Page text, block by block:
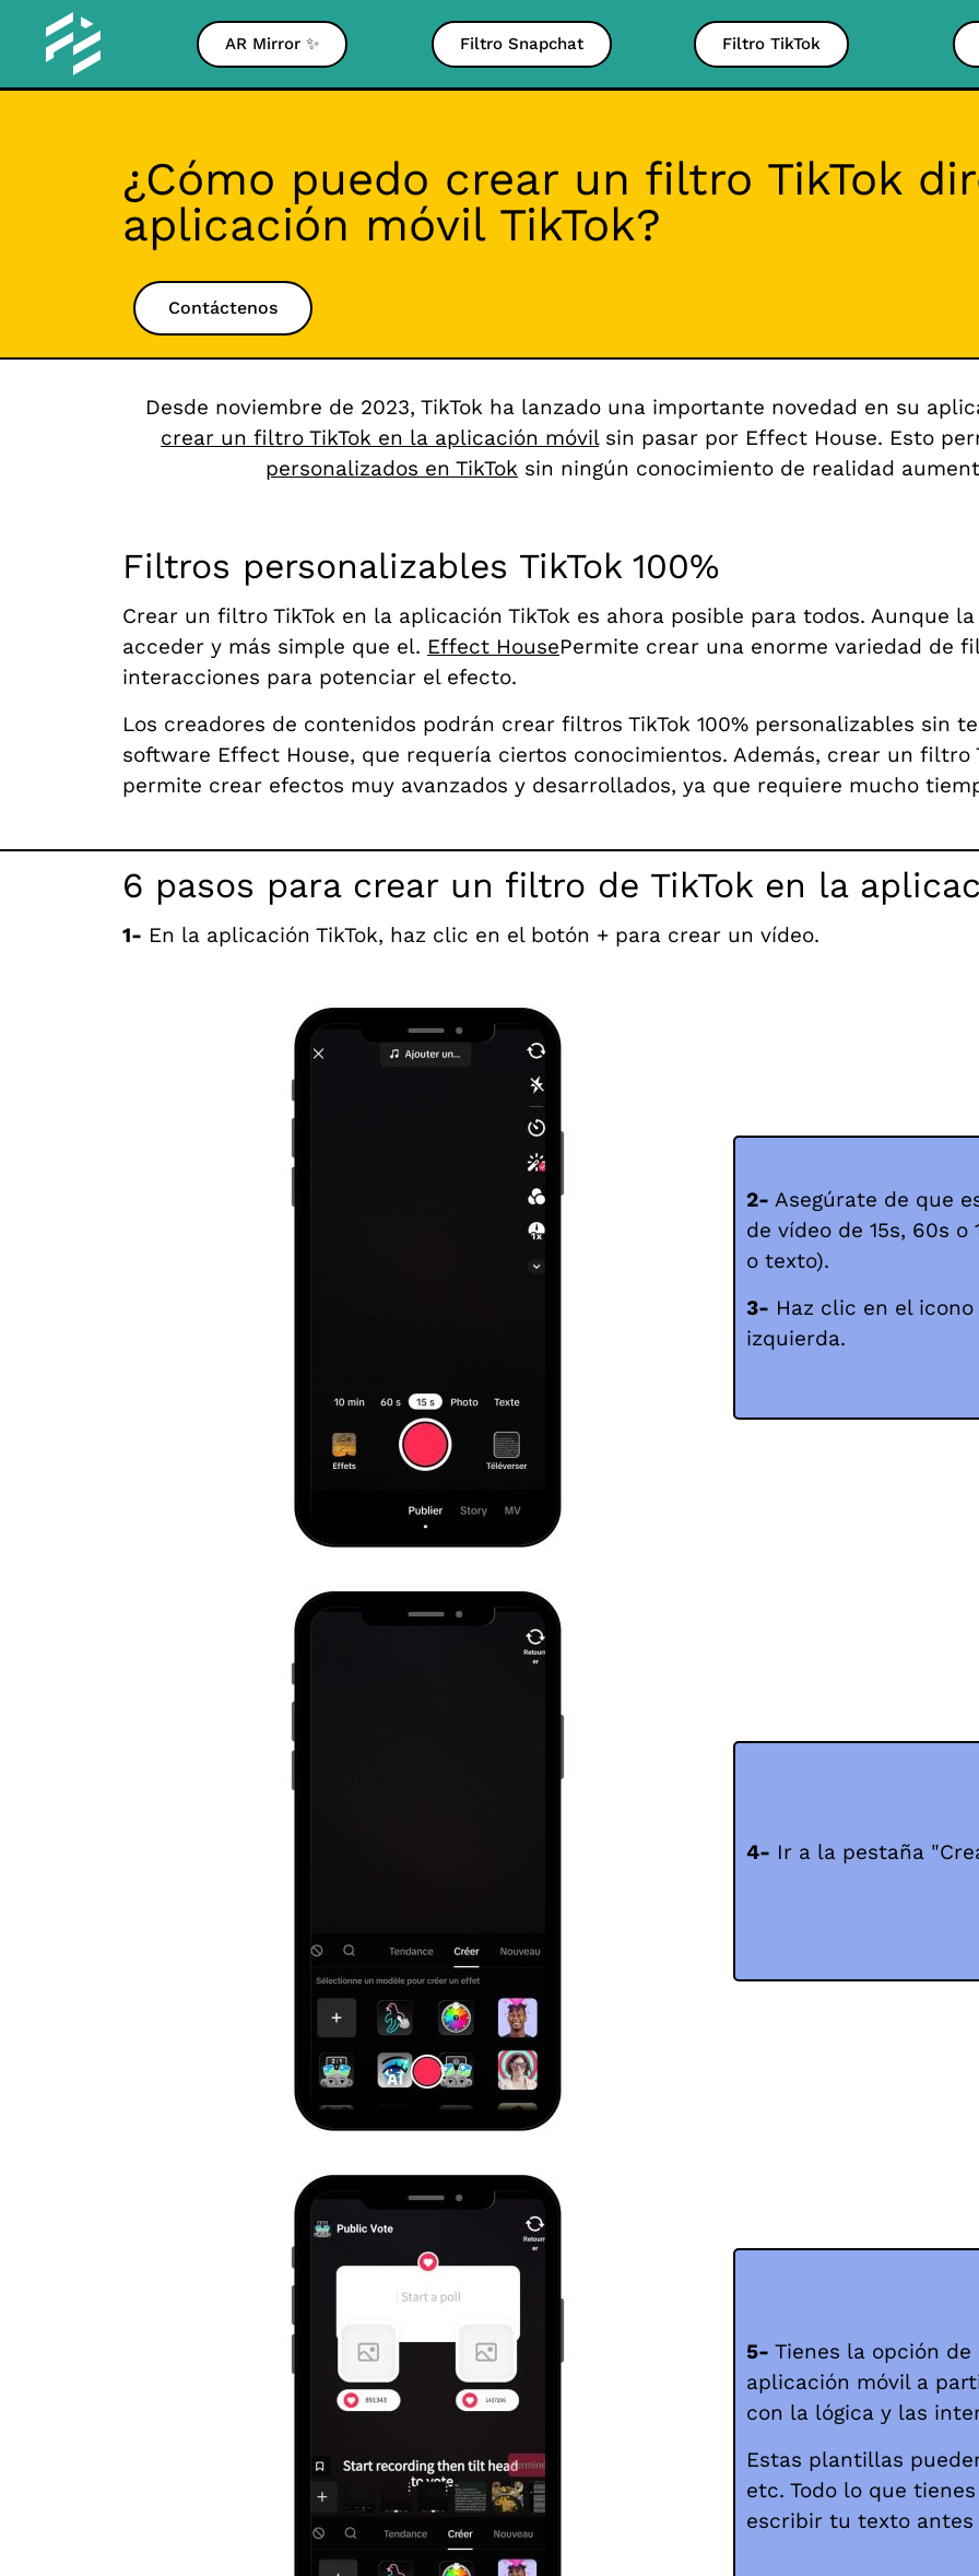
AR Mirror ✨ Filtro Snapchat Filtro TikTok
¿Cómo puedo crear un filtro TikTok
aplicación móvil TikTok?
Contáctenos
Desde noviembre de 2023, TikTok ha lanzado una importante novedad en su
crear un filtro TikTok en la aplicación móvilsin pasar por Effect House. Esto
personalizados en TikTok sin ningún conocimiento de realidad
Filtros personalizables TikTok 100%
Crear un filtro TikTok en la aplicación TikTok es ahora posible para todos. Aunque
acceder y más simple que el. Effect HousePermite crear una enorme variedad de
interacciones para potenciar el efecto.
Los creadores de contenidos podrán crear filtros TikTok 100% personalizables sin
software Effect House, que requería ciertos conocimientos. Además, crear un filtro
permite crear efectos muy avanzados y desarrollados, ya que requiere mucho
6 pasos para crear un filtro de TikTok en la
1- En la aplicación TikTok, haz clic en el botón + para crear un vídeo.
2- Asegúrate de que
de vídeo de 15s, 60s
o texto).
3- Haz clic en el
izquierda.
4- Ir a la pestaña
5- Tienes la opción
aplicación móvil a
con la lógica y las
Estas plantillas
etc. Todo lo que
escribir tu texto